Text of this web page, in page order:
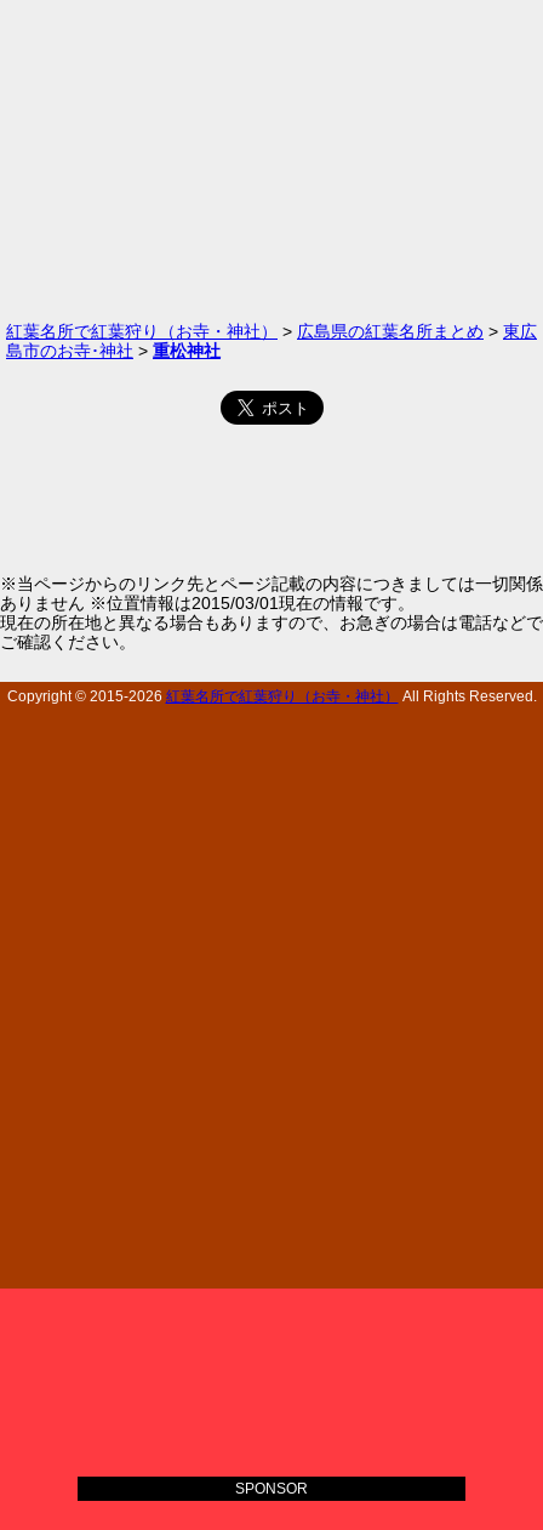
紅葉名所で紅葉狩り（お寺・神社） > 広島県の紅葉名所まとめ > 東広
島市のお寺･神社 > 重松神社
※当ページからのリンク先とページ記載の内容につきましては一切関係
ありません ※位置情報は2015/03/01現在の情報です。
現在の所在地と異なる場合もありますので、お急ぎの場合は電話などで
ご確認ください。
Copyright © 2015-2026 紅葉名所で紅葉狩り（お寺・神社） All Rights Reserved.
SPONSOR